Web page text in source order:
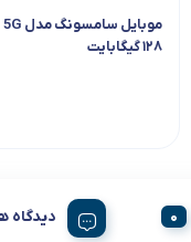
۱۲۸ گیگابایت
دیدگاه